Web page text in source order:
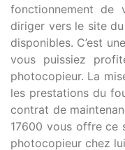
fonctionnement
diriger vers le site
disponibles. C’est
vous puissiez
photocopieur. La
les prestations du
contrat de
17600 vous offre ce
photocopieur chez